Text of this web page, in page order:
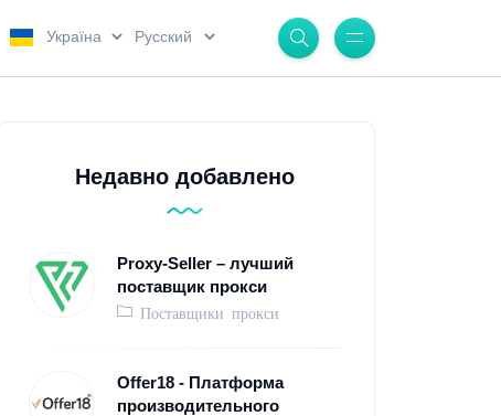
Недавно добавлено
Proxy-Seller – лучший
поставщик прокси
Поставщики прокси
Offer18 - Платформа
производительного